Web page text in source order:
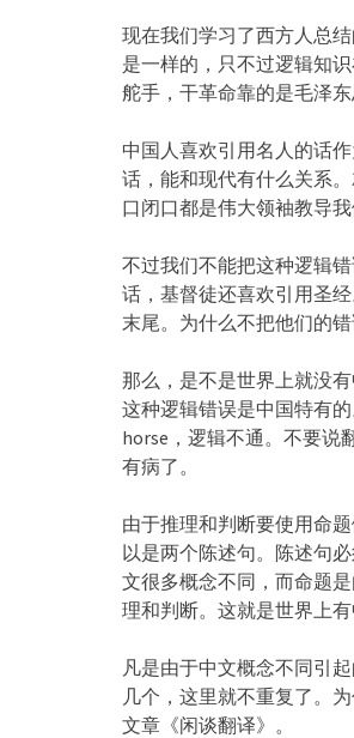
现在我们学习了西方人总
是一样的，只不过逻辑知
舵手，干革命靠的是毛泽
中国人喜欢引用名人的话
话，能和现代有什么关系
口闭口都是伟大领袖教导我
不过我们不能把这种逻辑
话，基督徒还喜欢引用圣
末尾。为什么不把他们的
那么，是不是世界上就没
这种逻辑错误是中国特有
horse，逻辑不通。不要说
有病了。
由于推理和判断要使用命
以是两个陈述句。陈述句
文很多概念不同，而命题
理和判断。这就是世界上有
凡是由于中文概念不同引
几个，这里就不重复了。
文章《闲谈翻译》。